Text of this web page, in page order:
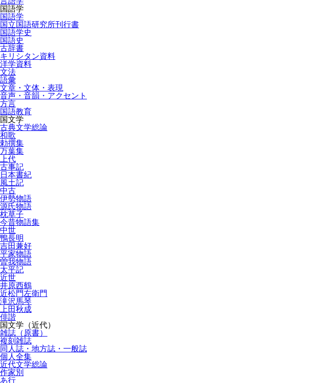
国語学
国語学
国立国語研究所刊行書
国語学史
国語史
古辞書
キリシタン資料
洋学資料
文法
語彙
文章・文体・表現
音声・音韻・アクセント
方言
国語教育
国文学
古典文学総論
和歌
勅撰集
万葉集
上代
古事記
日本書紀
風土記
中古
伊勢物語
源氏物語
枕草子
今昔物語集
中世
鴨長明
吉田兼好
平家物語
曽我物語
太平記
近世
井原西鶴
近松門左衛門
滝沢馬琴
上田秋成
俳諧
国文学（近代）
雑誌（原書）
複刻雑誌
同人誌・地方誌・一般誌
個人全集
近代文学総論
作家別
あ行